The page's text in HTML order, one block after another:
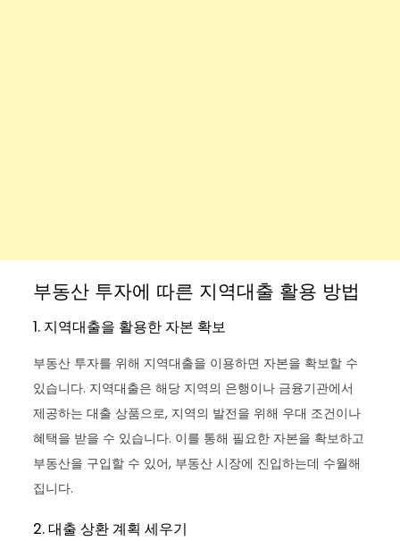
부동산 투자에 따른 지역대출 활용 방법
1. 지역대출을 활용한 자본 확보
부동산 투자를 위해 지역대출을 이용하면 자본을 확보할 수
있습니다. 지역대출은 해당 지역의 은행이나 금융기관에서
제공하는 대출 상품으로, 지역의 발전을 위해 우대 조건이나
혜택을 받을 수 있습니다. 이를 통해 필요한 자본을 확보하고
부동산을 구입할 수 있어, 부동산 시장에 진입하는데 수월해
집니다.
2. 대출 상환 계획 세우기